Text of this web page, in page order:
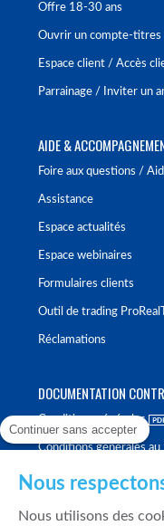
Offre 18-30 ans
Ouvrir un compte-titres
Espace client / Accès
Parrainage / Inviter un
AIDE &
Foire aux questions /
Assistance
Espace actualités
Espace webinaires
Formulaires clients
Outil de trading
Réclamations
DOCUMENTATION
Conditions générales
Conditions générales
Continuer sans accepter
Nous
Nous utilisons des